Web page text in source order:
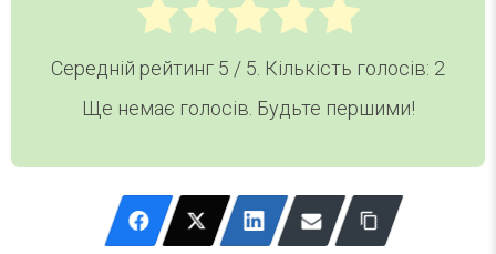
Середній рейтинг 5 / 5. Кількість голосів: 2
Ще немає голосів. Будьте першими!